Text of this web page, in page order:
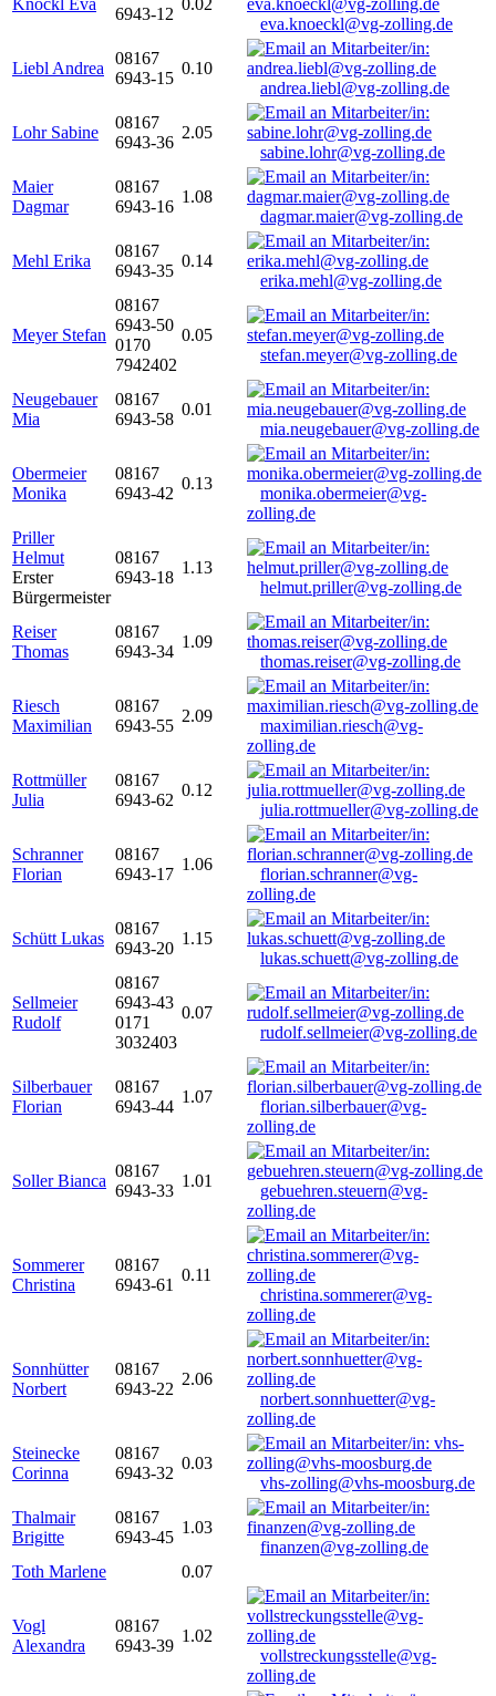
Knöckl Eva
6943-12
0.02
eva.knoeckl@vg-zolling.de
Liebl Andrea
08167
6943-15
0.10
andrea.liebl@vg-zolling.de
Lohr Sabine
08167
6943-36
2.05
sabine.lohr@vg-zolling.de
Maier
Dagmar
08167
6943-16
1.08
dagmar.maier@vg-zolling.de
Mehl Erika
08167
6943-35
0.14
erika.mehl@vg-zolling.de
Meyer Stefan
08167
6943-50
0170
7942402
0.05
stefan.meyer@vg-zolling.de
Neugebauer
Mia
08167
6943-58
0.01
mia.neugebauer@vg-zolling.de
Obermeier
Monika
08167
6943-42
0.13
monika.obermeier@vg-
zolling.de
Priller
Helmut
Erster
Bürgermeister
08167
6943-18
1.13
helmut.priller@vg-zolling.de
Reiser
Thomas
08167
6943-34
1.09
thomas.reiser@vg-zolling.de
Riesch
Maximilian
08167
6943-55
2.09
maximilian.riesch@vg-
zolling.de
Rottmüller
Julia
08167
6943-62
0.12
julia.rottmueller@vg-zolling.de
Schranner
Florian
08167
6943-17
1.06
florian.schranner@vg-
zolling.de
Schütt Lukas
08167
6943-20
1.15
lukas.schuett@vg-zolling.de
Sellmeier
Rudolf
08167
6943-43
0171
3032403
0.07
rudolf.sellmeier@vg-zolling.de
Silberbauer
Florian
08167
6943-44
1.07
florian.silberbauer@vg-
zolling.de
Soller Bianca
08167
6943-33
1.01
gebuehren.steuern@vg-
zolling.de
Sommerer
Christina
08167
6943-61
0.11
christina.sommerer@vg-
zolling.de
Sonnhütter
Norbert
08167
6943-22
2.06
norbert.sonnhuetter@vg-
zolling.de
Steinecke
Corinna
08167
6943-32
0.03
vhs-zolling@vhs-moosburg.de
Thalmair
Brigitte
08167
6943-45
1.03
finanzen@vg-zolling.de
Toth Marlene
0.07
Vogl
Alexandra
08167
6943-39
1.02
vollstreckungsstelle@vg-
zolling.de